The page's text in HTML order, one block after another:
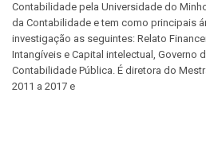
Contabilidade pela Universidade do
da Contabilidade e tem como principais
investigação as seguintes: Relato
Intangíveis e Capital intelectual, Governo
Contabilidade Pública. É diretora do
2011 a 2017 e